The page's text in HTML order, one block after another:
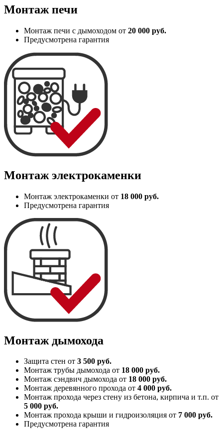
Монтаж печи
Монтаж печи с дымоходом от 20 000 руб.
Предусмотрена гарантия
Монтаж электрокаменки
Монтаж электрокаменки от 18 000 руб.
Предусмотрена гарантия
Монтаж дымохода
Защита стен от 3 500 руб.
Монтаж трубы дымохода от 18 000 руб.
Монтаж сэндвич дымохода от 18 000 руб.
Монтаж деревянного прохода от 4 000 руб.
Монтаж прохода через стену из бетона, кирпича и т.п. от
5 000 руб.
Монтаж прохода крыши и гидроизоляция от 7 000 руб.
Предусмотрена гарантия